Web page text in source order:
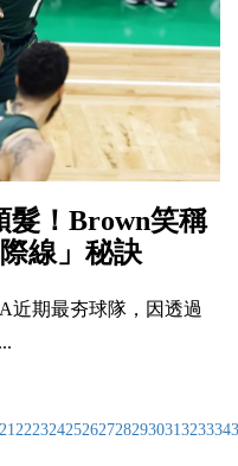
髮！Brown笑稱
線」秘訣
近期最夯球隊，因透過
2122232425262728293031323334